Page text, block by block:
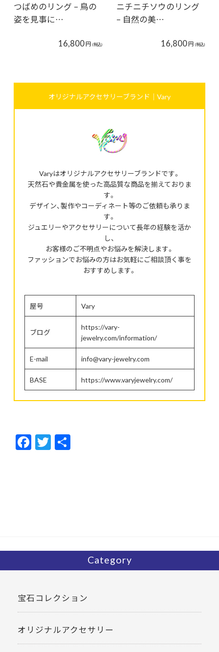
つばめのリング – 鳥の
姿を見事に…
16,800円 (税込)
ニチニチソウのリング
– 自然の美…
16,800円 (税込)
オリジナルアクセサリーブランド｜Vary
Varyはオリジナルアクセサリーブランドです。
天然石や貴金属を使った高品質な商品を揃えておりま
す。
デザイン、製作やコーディネート等のご依頼も承りま
す。
ジュエリーやアクセサリーについて長年の経験を活か
し、
お客様のご不明点やお悩みを解決します。
ファッションでお悩みの方はお気軽にご相談頂く事を
おすすめします。
屋号 Vary
ブログ
https://vary-
jewelry.com/information/
E-mail info@vary-jewelry.com
BASE https://www.varyjewelry.com/
F
ac
T
w
Category
宝石コレクション
オリジナルアクセサリー